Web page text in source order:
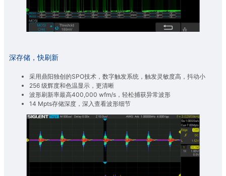
深存储，快刷新
采用鼎阳独创的SPO技术，数字触发系统，触发灵敏度高，抖动小
256 级辉度和色温显示，更清晰
波形刷新率最高400,000 wfm/s，轻松捕获异常波形
14 Mpts存储深度，深入查看波形细节